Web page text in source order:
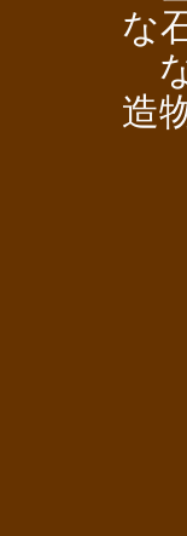
な
造